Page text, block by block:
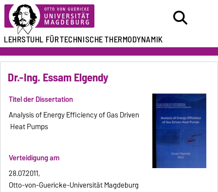
LEHRSTUHL FÜRTECHNISCHE THERMODYNAMIK
Dr.-Ing. Essam Elgendy
Titel der Dissertation
Analysis of Energy Efficiency of Gas Driven
Heat Pumps
Verteidigung am
28.07.2011,
Otto-von-Guericke-Universität Magdeburg